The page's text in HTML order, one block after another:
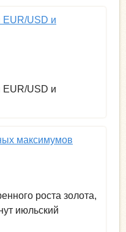
EUR/USD и
EUR/USD и
максимумов
роста золота,
июльский